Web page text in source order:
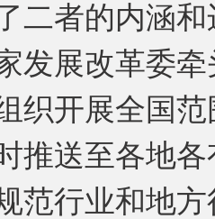
二者的内涵
发展改革委
织开展全国
推送至各地
范行业和地